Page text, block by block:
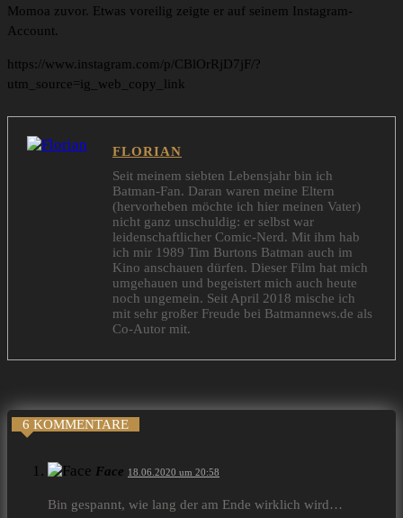
Momoa zuvor. Etwas voreilig zeigte er auf seinem Instagram-
Account.
https://www.instagram.com/p/CBlOrRjD7jF/?
utm_source=ig_web_copy_link
FLORIAN
Seit meinem siebten Lebensjahr bin ich
Batman-Fan. Daran waren meine Eltern
(hervorheben möchte ich hier meinen Vater)
nicht ganz unschuldig: er selbst war
leidenschaftlicher Comic-Nerd. Mit ihm hab
ich mir 1989 Tim Burtons Batman auch im
Kino anschauen dürfen. Dieser Film hat mich
umgehauen und begeistert mich auch heute
noch ungemein. Seit April 2018 mische ich
mit sehr großer Freude bei Batmannews.de als
Co-Autor mit.
6 KOMMENTARE
Face 18.06.2020 um 20:58
Bin gespannt, wie lang der am Ende wirklich wird…